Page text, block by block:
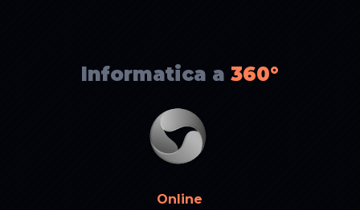
Informatica a 360°
Online